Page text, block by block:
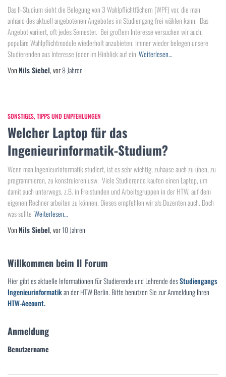
Das II-Studium sieht die Belegung von 3 Wahlpflichtfächern (WPF) vor, die man
anhand des aktuell angebotenen Angebotes im Studiengang frei wählen kann. Das
Angebot variiert, oft jedes Semester. Bei großem Interesse versuchen wir auch,
populäre Wahlpflichtmodule wiederholt anzubieten. Immer wieder belegen unsere
Studierenden aus Interesse (oder im Hinblick auf ein Weiterlesen…
VonNils Siebel, vor8 Jahren
SONSTIGES TIPPS UND EMPFEHLUNGEN
Welcher Laptop für das
Ingenieurinformatik-Studium?
Wenn man Ingenieurinformatik studiert, ist es sehr wichtig, zuhause auch zu üben, zu
programmieren, zu konstruieren usw. Viele Studierende kaufen einen Laptop, um
damit auch unterwegs, z.B. in Freistunden und Arbeitsgruppen in der HTW, auf dem
eigenen Rechner arbeiten zu können. Dieses empfehlen wir als Dozenten auch. Doch
was sollte Weiterlesen…
VonNils Siebel, vor10 Jahren
Willkommen beim II Forum
Hier gibt es aktuelle Informationen für Studierende und Lehrende desStudiengangs
Ingenieurinformatikan der HTW Berlin. Bitte benutzen Sie zur Anmeldung Ihren
HTW-Account.
Anmeldung
Benutzername